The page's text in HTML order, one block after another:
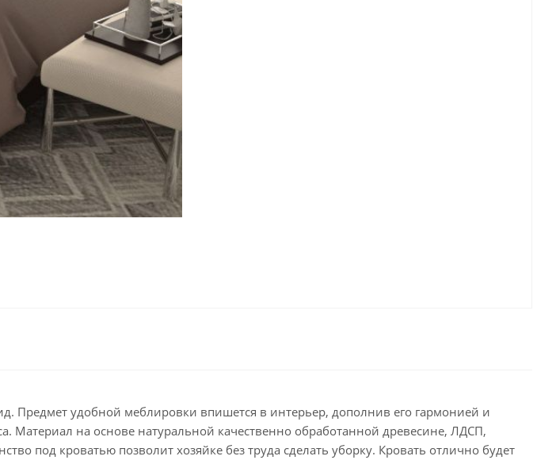
Предмет удобной меблировки впишется в интерьер, дополнив его гармонией и
Материал на основе натуральной качественно обработанной древесине, ЛДСП,
под кроватью позволит хозяйке без труда сделать уборку. Кровать отлично будет